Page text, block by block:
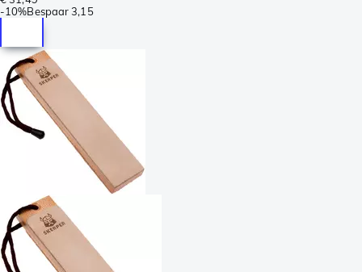
-10%Bespaar 3,15